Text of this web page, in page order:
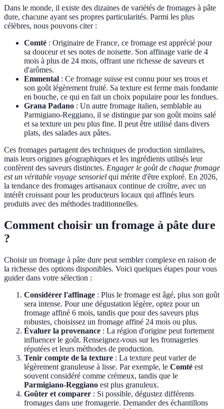
Dans le monde, il existe des dizaines de variétés de fromages à pâte
dure, chacune ayant ses propres particularités. Parmi les plus
célèbres, nous pouvons citer :
Comté : Originaire de France, ce fromage est apprécié pour
sa douceur et ses notes de noisette. Son affinage varie de 4
mois à plus de 24 mois, offrant une richesse de saveurs et
d'arômes.
Emmental : Ce fromage suisse est connu pour ses trous et
son goût légèrement fruité. Sa texture est ferme mais fondante
en bouche, ce qui en fait un choix populaire pour les fondues.
Grana Padano : Un autre fromage italien, semblable au
Parmigiano-Reggiano, il se distingue par son goût moins salé
et sa texture un peu plus fine. Il peut être utilisé dans divers
plats, des salades aux pâtes.
Ces fromages partagent des techniques de production similaires,
mais leurs origines géographiques et les ingrédients utilisés leur
confèrent des saveurs distinctes. Engager le goût de chaque fromage
est un véritable voyage sensoriel qui mérite d'être exploré. En 2026,
la tendance des fromages artisanaux continue de croître, avec un
intérêt croissant pour les producteurs locaux qui affinés leurs
produits avec des méthodes traditionnelles.
Comment choisir un fromage à pâte dure
?
Choisir un fromage à pâte dure peut sembler complexe en raison de
la richesse des options disponibles. Voici quelques étapes pour vous
guider dans votre sélection :
Considérer l'affinage : Plus le fromage est âgé, plus son goût
sera intense. Pour une dégustation légère, optez pour un
fromage affiné 6 mois, tandis que pour des saveurs plus
robustes, choisissez un fromage affiné 24 mois ou plus.
Évaluer la provenance : La région d'origine peut fortement
influencer le goût. Renseignez-vous sur les fromageries
réputées et leurs méthodes de production.
Tenir compte de la texture : La texture peut varier de
légèrement granuleuse à lisse. Par exemple, le Comté est
souvent considéré comme crémeux, tandis que le
Parmigiano-Reggiano est plus granuleux.
Goûter et comparer : Si possible, dégustez différents
fromages dans une fromagerie. Demander des échantillons